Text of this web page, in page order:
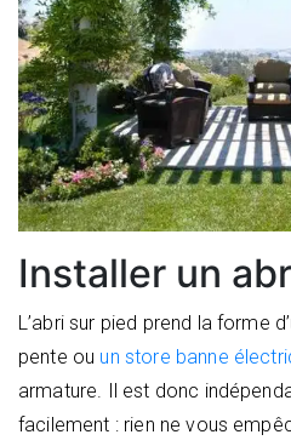
Installer un
L’abri sur pied prend la forme
pente ou un store banne
armature. Il est donc
facilement : rien ne vous